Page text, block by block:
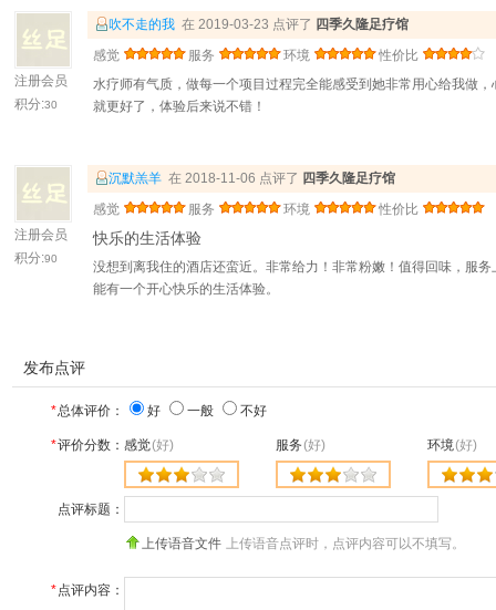
注册会员
积分:30
吹不走的我 在 2019-03-23 点评了 四季久隆足疗馆
感觉
服务 环境
性价比
水疗师有气质，做每一个项目过程完全能感受到她非常用心给我做
就更好了，体验后来说不错！
注册会员
积分:90
沉默羔羊 在 2018-11-06 点评了 四季久隆足疗馆
感觉
服务 环境 性价比
快乐的生活体验
没想到离我住的酒店还蛮近。非常给力！非常粉嫩！值得回味，服
能有一个开心快乐的生活体验。
发布点评
*总体评价： 好 一般 不好
*评价分数： 感觉(好) 服务(好) 环境(好)
点评标题：
上传语音文件 上传语音点评时，点评内容可以不填写。
*点评内容：